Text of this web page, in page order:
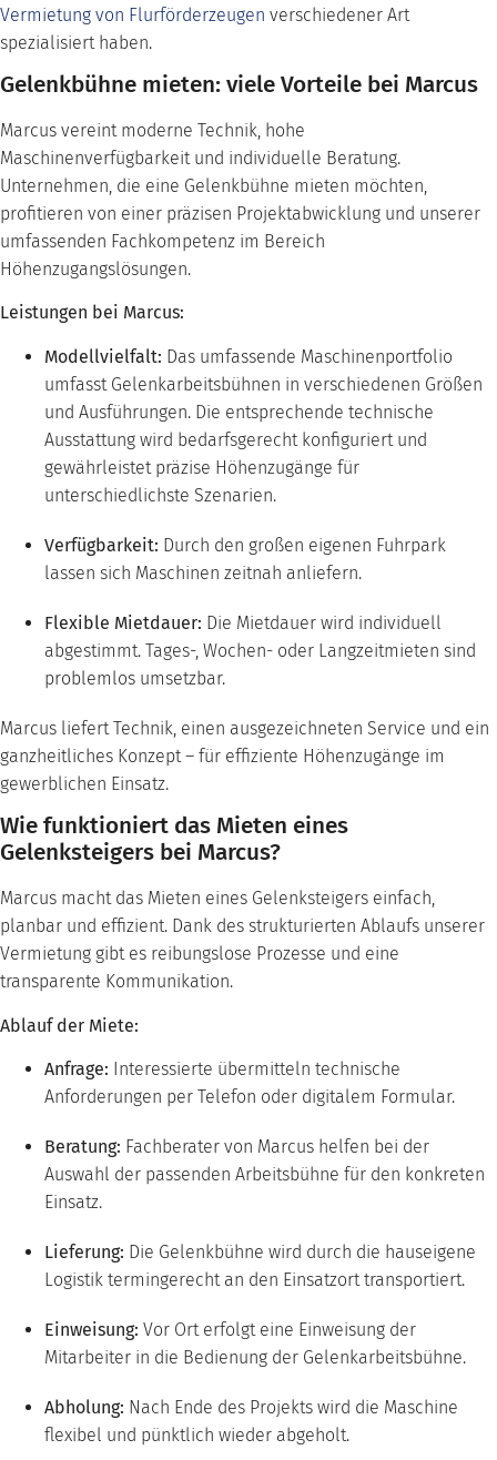
Vermietung von Flurförderzeugen verschiedener Art
spezialisiert haben.
Gelenkbühne mieten: viele Vorteile bei Marcus
Marcus vereint moderne Technik, hohe
Maschinenverfügbarkeit und individuelle Beratung.
Unternehmen, die eine Gelenkbühne mieten möchten,
profitieren von einer präzisen Projektabwicklung und unserer
umfassenden Fachkompetenz im Bereich
Höhenzugangslösungen.
Leistungen bei Marcus:
Modellvielfalt: Das umfassende Maschinenportfolio
umfasst Gelenkarbeitsbühnen in verschiedenen Größen
und Ausführungen. Die entsprechende technische
Ausstattung wird bedarfsgerecht konfiguriert und
gewährleistet präzise Höhenzugänge für
unterschiedlichste Szenarien.
Verfügbarkeit: Durch den großen eigenen Fuhrpark
lassen sich Maschinen zeitnah anliefern.
Flexible Mietdauer: Die Mietdauer wird individuell
abgestimmt. Tages-, Wochen- oder Langzeitmieten sind
problemlos umsetzbar.
Marcus liefert Technik, einen ausgezeichneten Service und ein
ganzheitliches Konzept – für effiziente Höhenzugänge im
gewerblichen Einsatz.
Wie funktioniert das Mieten eines
Gelenksteigers bei Marcus?
Marcus macht das Mieten eines Gelenksteigers einfach,
planbar und effizient. Dank des strukturierten Ablaufs unserer
Vermietung gibt es reibungslose Prozesse und eine
transparente Kommunikation.
Ablauf der Miete:
Anfrage: Interessierte übermitteln technische
Anforderungen per Telefon oder digitalem Formular.
Beratung: Fachberater von Marcus helfen bei der
Auswahl der passenden Arbeitsbühne für den konkreten
Einsatz.
Lieferung: Die Gelenkbühne wird durch die hauseigene
Logistik termingerecht an den Einsatzort transportiert.
Einweisung: Vor Ort erfolgt eine Einweisung der
Mitarbeiter in die Bedienung der Gelenkarbeitsbühne.
Abholung: Nach Ende des Projekts wird die Maschine
flexibel und pünktlich wieder abgeholt.